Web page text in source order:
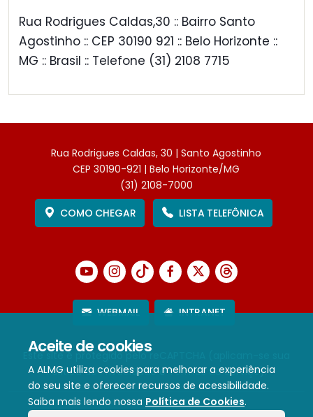
Aceite de cookies
A ALMG utiliza cookies para melhorar a experiência
do seu site e oferecer recursos de acessibilidade.
Saiba mais lendo nossa Política de Cookies.
Rua Rodrigues Caldas,30 :: Bairro Santo
Agostinho :: CEP 30190 921 :: Belo Horizonte ::
MG :: Brasil :: Telefone (31) 2108 7715
Rua Rodrigues Caldas, 30 | Santo Agostinho
CEP 30190-921 | Belo Horizonte/MG
(31) 2108-7000
COMO CHEGAR
LISTA TELEFÔNICA
WEBMAIL INTRANET
Este site é protegido pelo reCAPTCHA (aplicam-se sua
Política de PrivacidadeeTermos de Serviço).
Termos de Uso e Política de Privacidade